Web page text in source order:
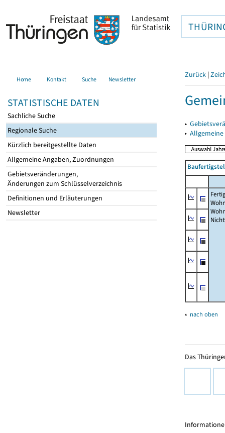
Home Kontakt Suche Newsletter
STATISTISCHE DATEN
Sachliche Suche
Regionale Suche
Kürzlich bereitgestellte Daten
Allgemeine Angaben, Zuordnungen
Gebietsveränderungen,
Änderungen zum Schlüsselverzeichnis
Definitionen und Erläuterungen
Newsletter
Zurück |
▸
▸
▴ nach oben
Das